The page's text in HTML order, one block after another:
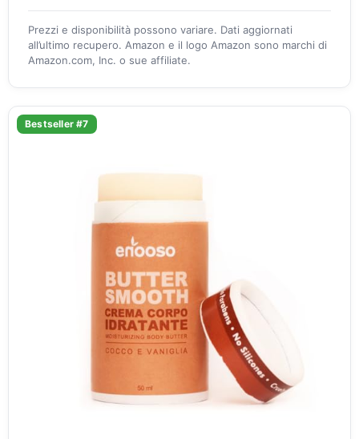
Prezzi e disponibilità possono variare. Dati aggiornati
all’ultimo recupero. Amazon e il logo Amazon sono marchi di
Amazon.com, Inc. o sue affiliate.
Bestseller #7